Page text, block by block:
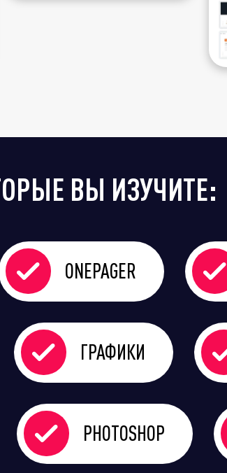
ВЫ ИЗУЧИТЕ:
ONEPAGER
ГРАФИКИ
PHOTOSHOP